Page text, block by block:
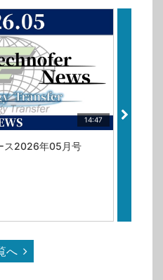
14:47
ス2026年05月号
へ